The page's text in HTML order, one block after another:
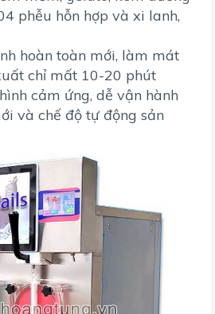
phễu hỗn hợp và xi lanh,
hoàn toàn mới, làm mát
chỉ mất 10-20 phút
cảm ứng, dễ vận hành
và chế độ tự động sản